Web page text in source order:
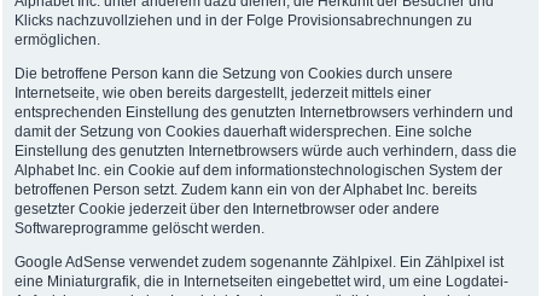
Klicks nachzuvollziehen und in der Folge Provisionsabrechnungen zu
ermöglichen.
Die betroffene Person kann die Setzung von Cookies durch unsere
Internetseite, wie oben bereits dargestellt, jederzeit mittels einer
entsprechenden Einstellung des genutzten Internetbrowsers verhindern und
damit der Setzung von Cookies dauerhaft widersprechen. Eine solche
Einstellung des genutzten Internetbrowsers würde auch verhindern, dass die
Alphabet Inc. ein Cookie auf dem informationstechnologischen System der
betroffenen Person setzt. Zudem kann ein von der Alphabet Inc. bereits
gesetzter Cookie jederzeit über den Internetbrowser oder andere
Softwareprogramme gelöscht werden.
Google AdSense verwendet zudem sogenannte Zählpixel. Ein Zählpixel ist
eine Miniaturgrafik, die in Internetseiten eingebettet wird, um eine Logdatei-